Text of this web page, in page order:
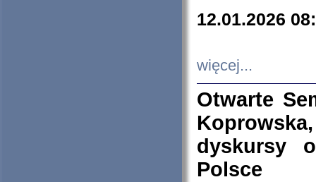
12.01.2026
więcej...
Otwarte
dyskursy
Polsce